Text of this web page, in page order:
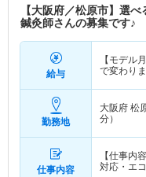
【大阪府／松原市】選
鍼灸師さんの募集です♪
給与
【モデル
で変わりま
勤務地
大阪府 松
分）
仕事内容
【仕事内容
対応・エ